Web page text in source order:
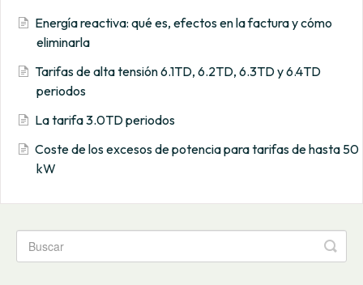
Energía reactiva: qué es, efectos en la factura y cómo
eliminarla
Tarifas de alta tensión 6.1TD, 6.2TD, 6.3TD y 6.4TD
periodos
La tarifa 3.0TD periodos
Coste de los excesos de potencia para tarifas de hasta 50
kW